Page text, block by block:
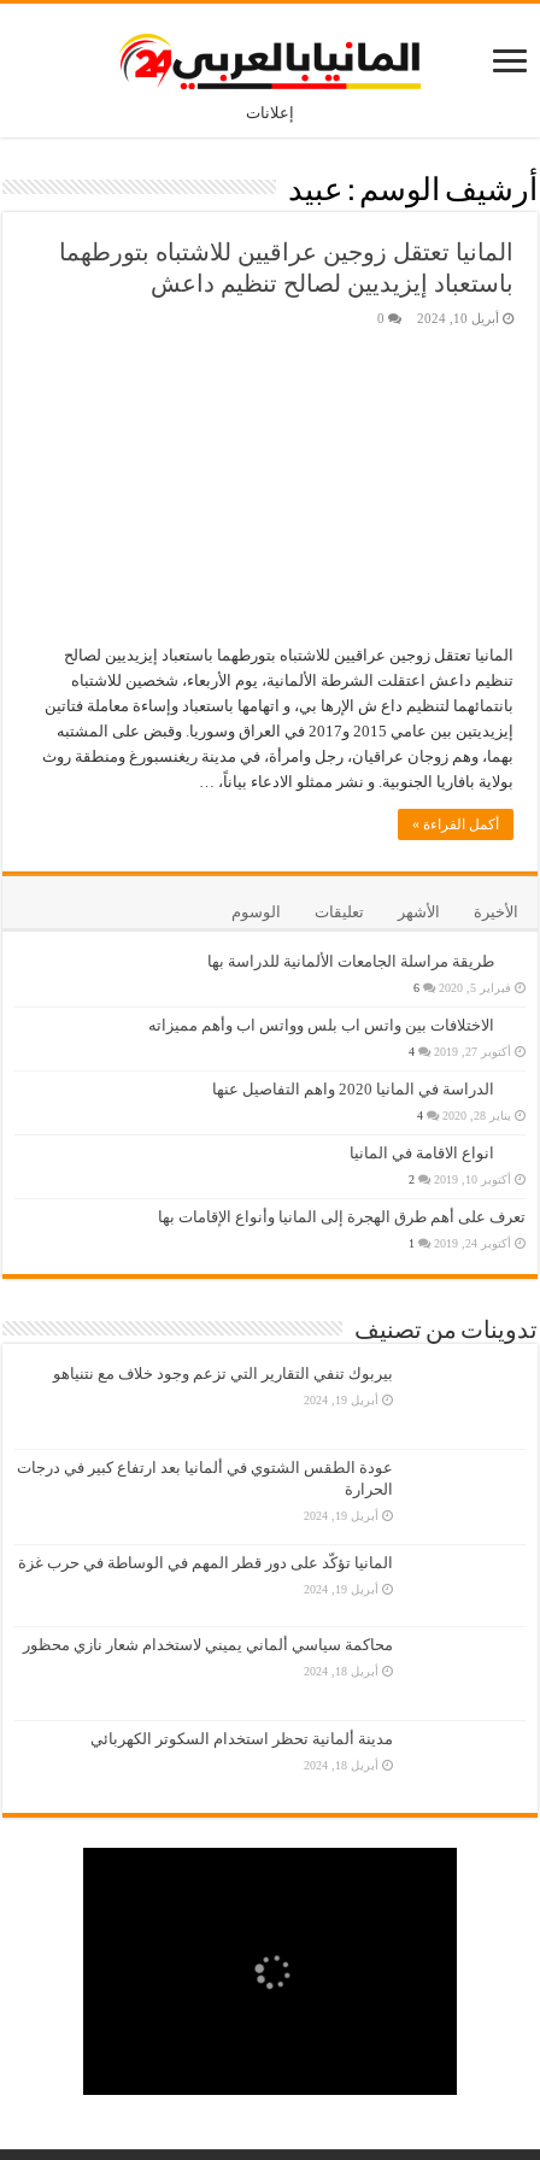
إعلانات
أرشيف الوسم : عبيد
المانيا تعتقل زوجين عراقيين للاشتباه بتورطهما
باستعباد إيزيديين لصالح تنظيم داعش
أبريل 10, 2024 0
المانيا تعتقل زوجين عراقيين للاشتباه بتورطهما باستعباد إيزيديين لصالح
تنظيم داعش اعتقلت الشرطة الألمانية، يوم الأربعاء، شخصين للاشتباه
بانتمائهما لتنظيم داع ش الإرها بي، و اتهامها باستعباد وإساءة معاملة فتاتين
إيزيديتين بين عامي 2015 و2017 في العراق وسوريا. وقبض على المشتبه
بهما، وهم زوجان عراقيان، رجل وامرأة، في مدينة ريغنسبورغ ومنطقة روث
بولاية بافاريا الجنوبية. و نشر ممثلو الادعاء بياناً، …
أكمل القراءة »
الأخيرة الأشهر تعليقات الوسوم
طريقة مراسلة الجامعات الألمانية للدراسة بها
فبراير 5, 2020 6
الاختلافات بين واتس اب بلس وواتس اب وأهم مميزاته
أكتوبر 27, 2019 4
الدراسة في المانيا 2020 واهم التفاصيل عنها
يناير 28, 2020 4
انواع الاقامة في المانيا
أكتوبر 10, 2019 2
تعرف على أهم طرق الهجرة إلى المانيا وأنواع الإقامات بها
أكتوبر 24, 2019 1
تدوينات من تصنيف
بيربوك تنفي التقارير التي تزعم وجود خلاف مع نتنياهو
أبريل 19, 2024
عودة الطقس الشتوي في ألمانيا بعد ارتفاع كبير في درجات
الحرارة
أبريل 19, 2024
المانيا تؤكّد على دور قطر المهم في الوساطة في حرب غزة
أبريل 19, 2024
محاكمة سياسي ألماني يميني لاستخدام شعار نازي محظور
أبريل 18, 2024
مدينة ألمانية تحظر استخدام السكوتر الكهربائي
أبريل 18, 2024